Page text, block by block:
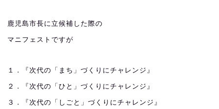
鹿児島市長に立候補した際の
マニフェストですが
１．『次代の「まち」づくりにチャレンジ』
２．『次代の「ひと」づくりにチャレンジ』
３．『次代の「しごと」づくりにチャレンジ』